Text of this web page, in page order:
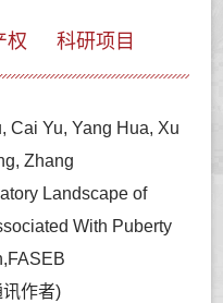
权 科研项目
Cai Yu, Yang Hua, Xu
Zhang
Landscape of
With Puberty
作者)